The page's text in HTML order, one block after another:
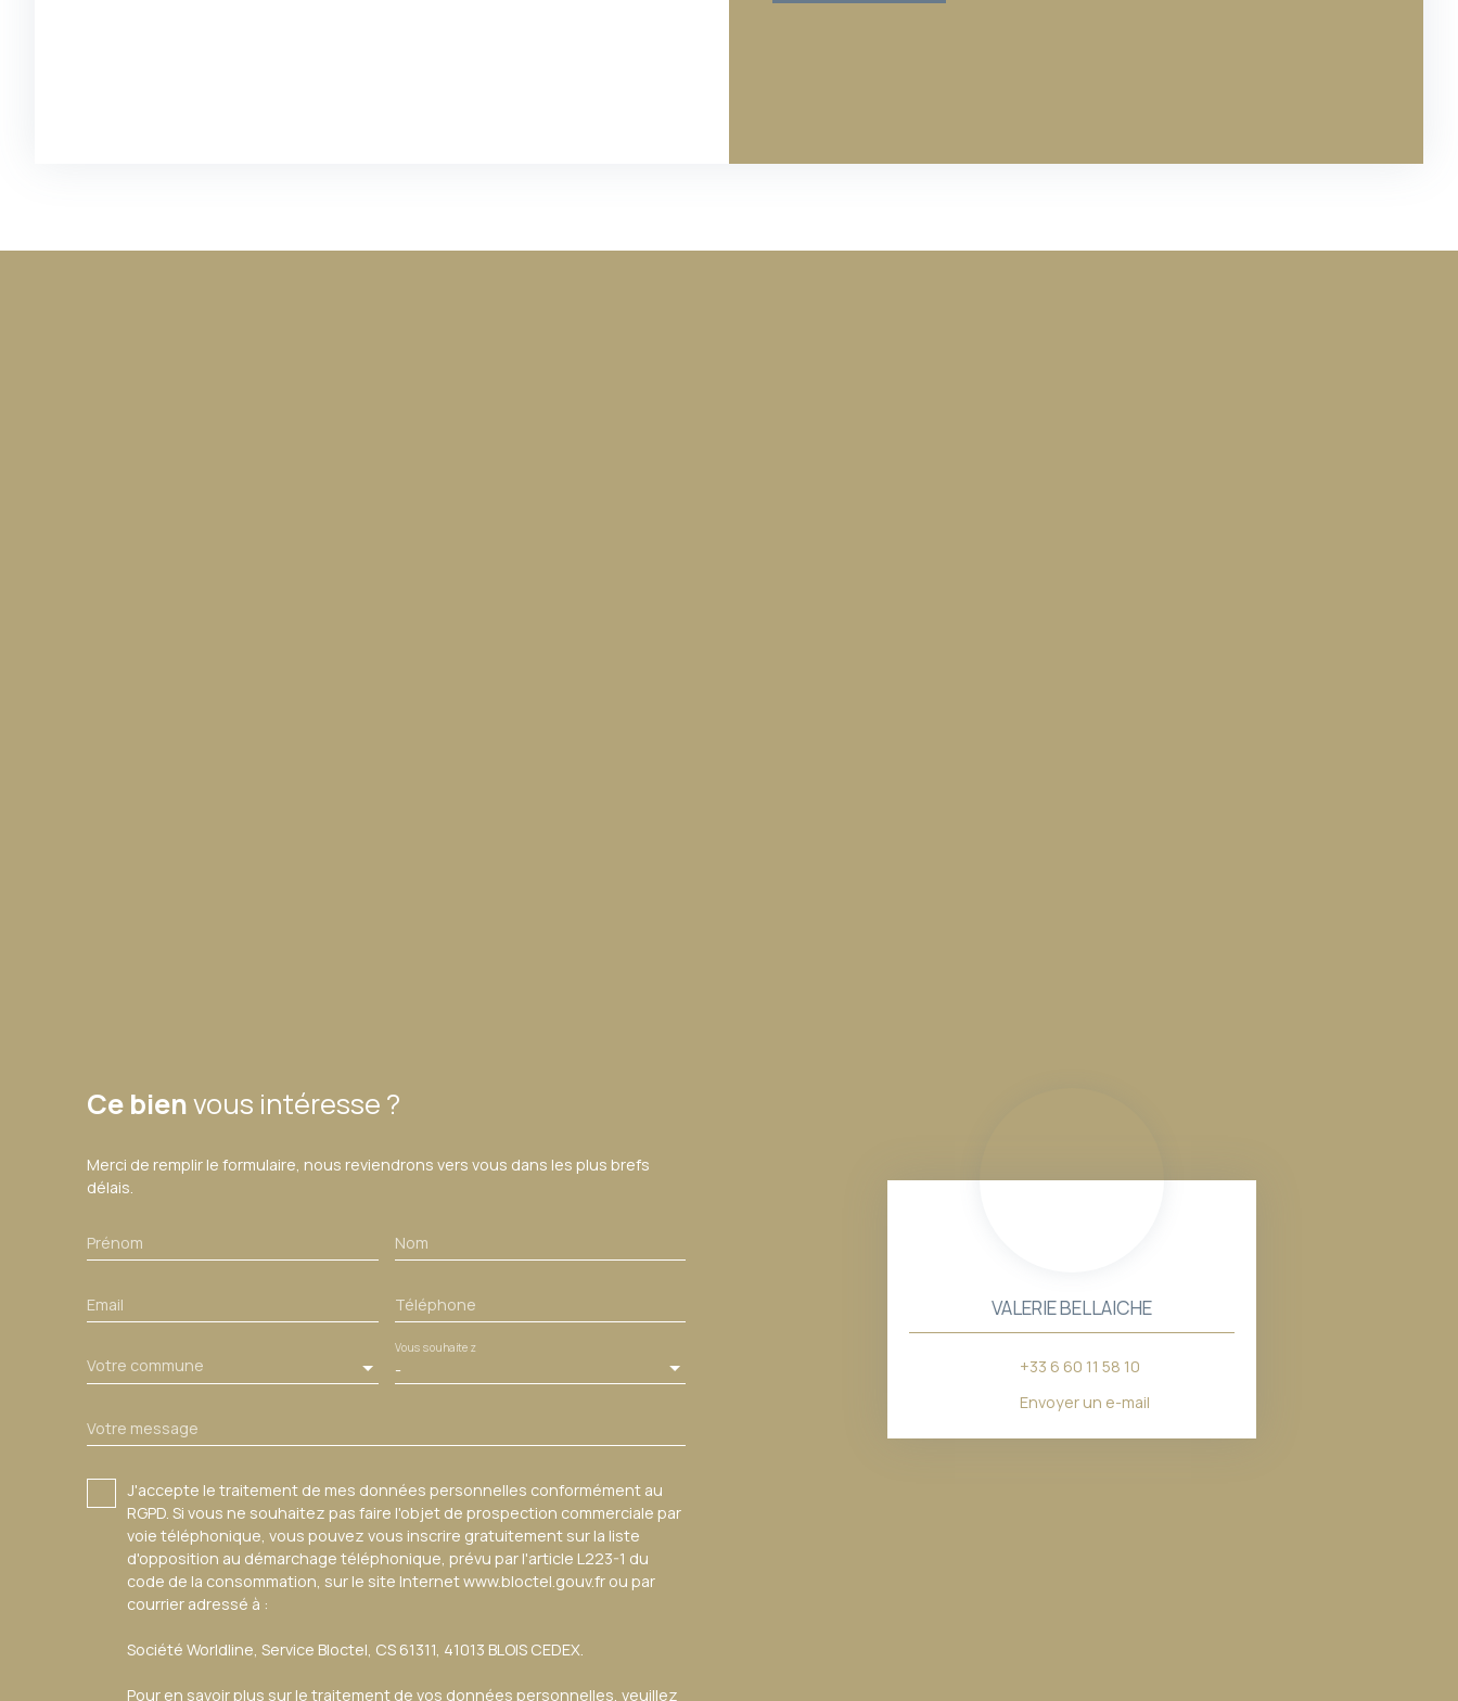
Ce bienvous intéresse ?
Merci de remplir le formulaire, nous reviendrons vers vous dans les plus brefs
délais.
Prénom Nom
Email Téléphone
Votre commune -
Vous souhaitez
Votre message
J'accepte le traitement de mes données personnelles conformément au
RGPD. Si vous ne souhaitez pas faire l'objet de prospection commerciale par
voie téléphonique, vous pouvez vous inscrire gratuitement sur la liste
d'opposition au démarchage téléphonique, prévu par l'article L223-1 du
code de la consommation, sur le site Internet www.bloctel.gouv.fr ou par
courrier adressé à :
Société Worldline, Service Bloctel, CS 61311, 41013 BLOIS CEDEX.
Pour en savoir plus sur le traitement de vos données personnelles, veuillez
VALERIE BELLAICHE
+33 6 60 11 58 10
Envoyer un e-mail